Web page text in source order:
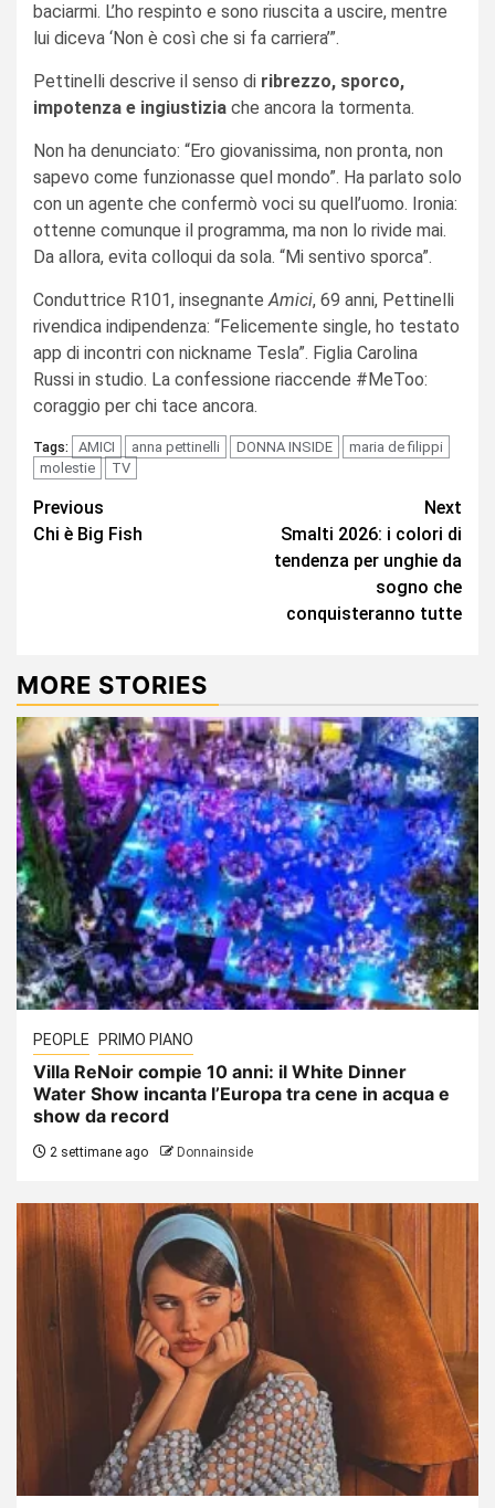
baciarmi. L’ho respinto e sono riuscita a uscire, mentre
lui diceva ‘Non è così che si fa carriera’”.
Pettinelli descrive il senso di ribrezzo, sporco,
impotenza e ingiustizia che ancora la tormenta.
Non ha denunciato: “Ero giovanissima, non pronta, non
sapevo come funzionasse quel mondo”. Ha parlato solo
con un agente che confermò voci su quell’uomo. Ironia:
ottenne comunque il programma, ma non lo rivide mai.
Da allora, evita colloqui da sola. “Mi sentivo sporca”.
Conduttrice R101, insegnanteAmici, 69 anni, Pettinelli
rivendica indipendenza: “Felicemente single, ho testato
app di incontri con nickname Tesla”. Figlia Carolina
Russi in studio. La confessione riaccende #MeToo:
coraggio per chi tace ancora.
Tags: AMICI anna pettinelli DONNA INSIDE
maria de filippi
molestie
TV
Continue
Reading
Previous
Chi è Big Fish
Next
Smalti 2026: i colori di
tendenza per unghie da
sogno che
conquisteranno tutte
MORE STORIES
PEOPLE PRIMO PIANO
Villa ReNoir compie 10 anni: il White Dinner
Water Show incanta l’Europa tra cene in acqua e
show da record
2 settimane ago Donnainside